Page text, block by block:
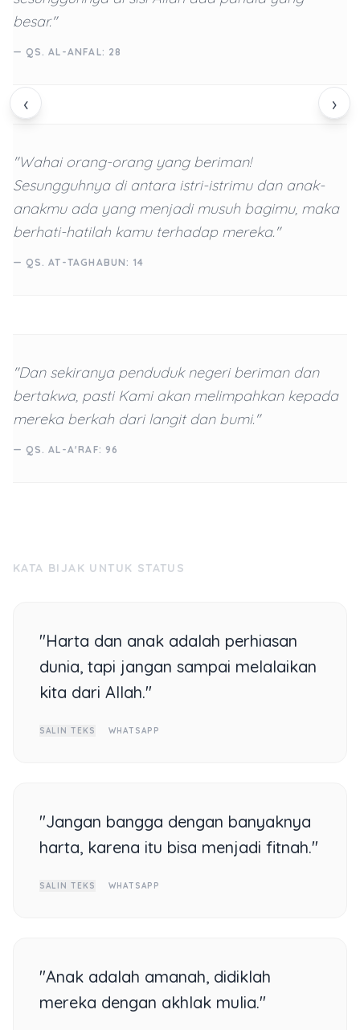
‹ ›
besar."
— QS. AL-ANFAL: 28
"Wahai orang-orang yang beriman!
Sesungguhnya di antara istri-istrimu dan anak-
anakmu ada yang menjadi musuh bagimu, maka
berhati-hatilah kamu terhadap mereka."
— QS. AT-TAGHABUN: 14
"Dan sekiranya penduduk negeri beriman dan
bertakwa, pasti Kami akan melimpahkan kepada
mereka berkah dari langit dan bumi."
— QS. AL-A'RAF: 96
KATA BIJAK UNTUK STATUS
"Harta dan anak adalah perhiasan
dunia, tapi jangan sampai melalaikan
kita dari Allah."
SALIN TEKS WHATSAPP
"Jangan bangga dengan banyaknya
harta, karena itu bisa menjadi fitnah."
SALIN TEKS WHATSAPP
"Anak adalah amanah, didiklah
mereka dengan akhlak mulia."